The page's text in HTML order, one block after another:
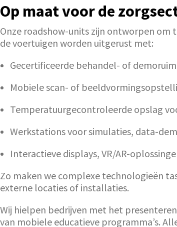
Op maat voor de
Onze roadshow-units zijn ontworpen om
de voertuigen worden uitgerust met:
Gecertificeerde behandel- of
Mobiele scan- of
Temperatuurgecontroleerde opslag
Werkstations voor simulaties, data-
Interactieve displays, VR/AR-
Zo maken we complexe technologieën
externe locaties of installaties.
Wij hielpen bedrijven met het
van mobiele educatieve programma’s.